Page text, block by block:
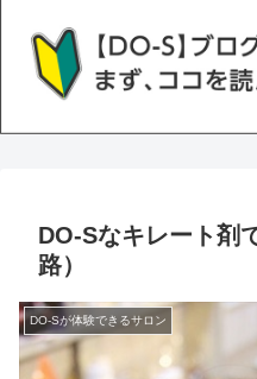
DO-Sなキレート剤
路）
DO-Sが体験できるサロン